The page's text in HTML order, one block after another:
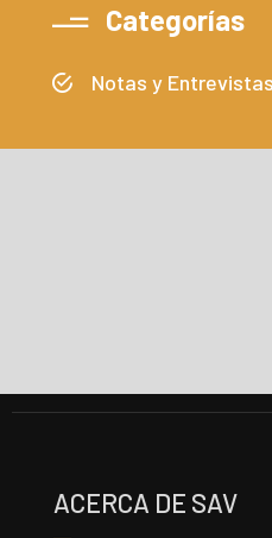
Categorías
Notas y Entrevistas
ACERCA DE SAV